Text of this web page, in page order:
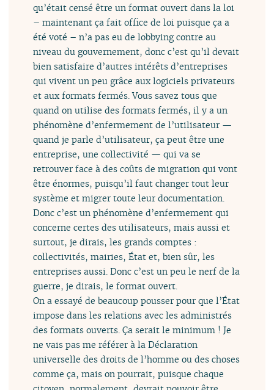
qu’était censé être un format ouvert dans la loi
– maintenant ça fait office de loi puisque ça a
été voté – n’a pas eu de lobbying contre au
niveau du gouvernement, donc c’est qu’il devait
bien satisfaire d’autres intérêts d’entreprises
qui vivent un peu grâce aux logiciels privateurs
et aux formats fermés. Vous savez tous que
quand on utilise des formats fermés, il y a un
phénomène d’enfermement de l’utilisateur —
quand je parle d’utilisateur, ça peut être une
entreprise, une collectivité — qui va se
retrouver face à des coûts de migration qui vont
être énormes, puisqu’il faut changer tout leur
système et migrer toute leur documentation.
Donc c’est un phénomène d’enfermement qui
concerne certes des utilisateurs, mais aussi et
surtout, je dirais, les grands comptes :
collectivités, mairies, État et, bien sûr, les
entreprises aussi. Donc c’est un peu le nerf de la
guerre, je dirais, le format ouvert.
On a essayé de beaucoup pousser pour que l’État
impose dans les relations avec les administrés
des formats ouverts. Ça serait le minimum ! Je
ne vais pas me référer à la Déclaration
universelle des droits de l’homme ou des choses
comme ça, mais on pourrait, puisque chaque